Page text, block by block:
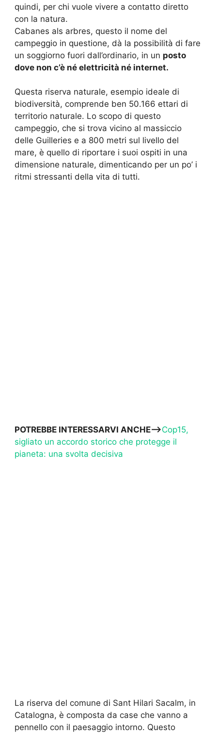
quindi, per chi vuole vivere a contatto diretto
con la natura.
Cabanes als arbres, questo il nome del
campeggio in questione, dà la possibilità di fare
un soggiorno fuori dall’ordinario, in un posto
dove non c’è né elettricità né internet.
Questa riserva naturale, esempio ideale di
biodiversità, comprende ben 50.166 ettari di
territorio naturale. Lo scopo di questo
campeggio, che si trova vicino al massiccio
delle Guilleries e a 800 metri sul livello del
mare, è quello di riportare i suoi ospiti in una
dimensione naturale, dimenticando per un po’ i
ritmi stressanti della vita di tutti.
POTREBBE INTERESSARVI ANCHE–>Cop15,
sigliato un accordo storico che protegge il
pianeta: una svolta decisiva
La riserva del comune di Sant Hilari Sacalm, in
Catalogna, è composta da case che vanno a
pennello con il paesaggio intorno. Questo